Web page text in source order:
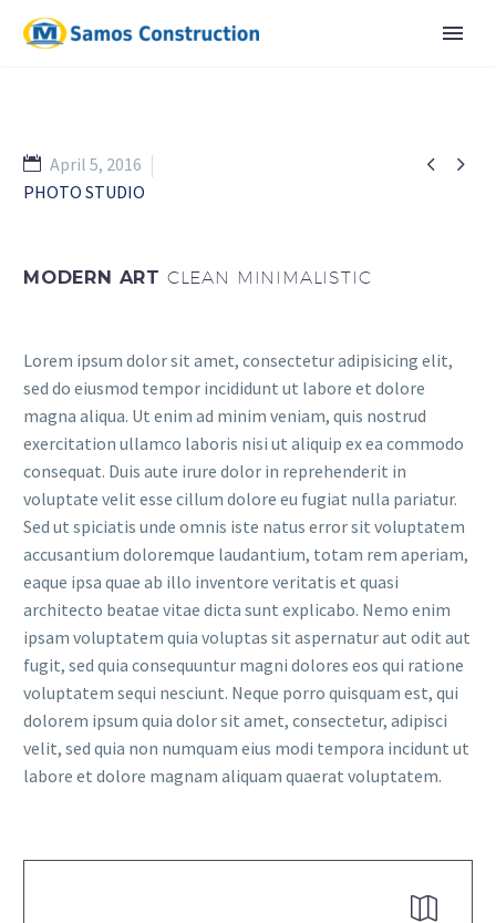
 
April 5, 2016
PHOTO STUDIO
MODERN ART CLEAN MINIMALISTIC
Lorem ipsum dolor sit amet, consectetur adipisicing elit,
sed do eiusmod tempor incididunt ut labore et dolore
magna aliqua. Ut enim ad minim veniam, quis nostrud
exercitation ullamco laboris nisi ut aliquip ex ea commodo
consequat. Duis aute irure dolor in reprehenderit in
voluptate velit esse cillum dolore eu fugiat nulla pariatur.
Sed ut spiciatis unde omnis iste natus error sit voluptatem
accusantium doloremque laudantium, totam rem aperiam,
eaque ipsa quae ab illo inventore veritatis et quasi
architecto beatae vitae dicta sunt explicabo. Nemo enim
ipsam voluptatem quia voluptas sit aspernatur aut odit aut
fugit, sed quia consequuntur magni dolores eos qui ratione
voluptatem sequi nesciunt. Neque porro quisquam est, qui
dolorem ipsum quia dolor sit amet, consectetur, adipisci
velit, sed quia non numquam eius modi tempora incidunt ut
labore et dolore magnam aliquam quaerat voluptatem.

